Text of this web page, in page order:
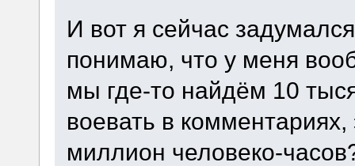
И вот я сейчас
понимаю, что у меня
мы где-то найдём 10
воевать в
миллион человеко-